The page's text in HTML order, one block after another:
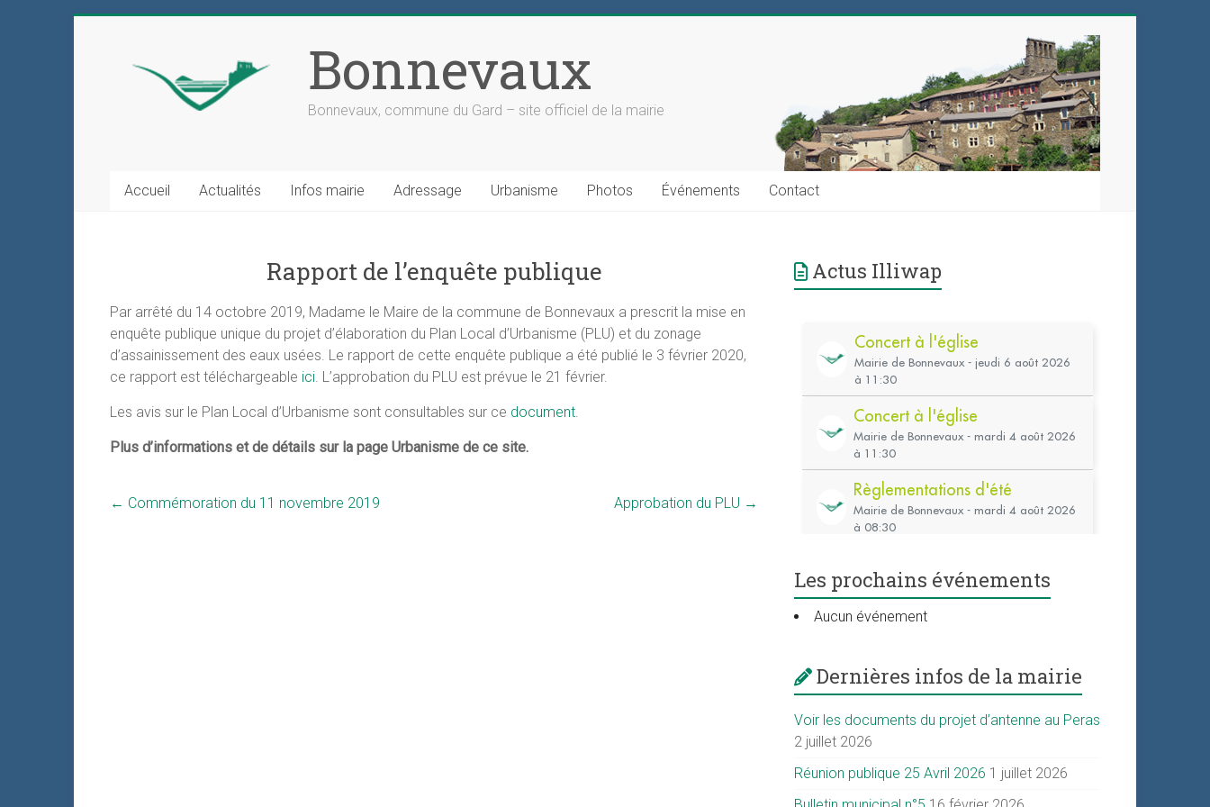
Bonnevaux
Bonnevaux, commune du Gard – site officiel de la mairie
Accueil Actualités Infos mairie Adressage Urbanisme Photos Événements Contact
Rapport de l’enquête publique
Par arrêté du 14 octobre 2019, Madame le Maire de la commune de Bonnevaux a prescrit la mise en
enquête publique unique du projet d’élaboration du Plan Local d’Urbanisme (PLU) et du zonage
d’assainissement des eaux usées. Le rapport de cette enquête publique a été publié le 3 février 2020,
ce rapport est téléchargeable ici. L’approbation du PLU est prévue le 21 février.
Les avis sur le Plan Local d’Urbanisme sont consultables sur ce document.
Plus d’informations et de détails sur la page Urbanisme de ce site.
← Commémoration du 11 novembre 2019 Approbation du PLU →
Actus Illiwap
Les prochains événements
Aucun événement
Dernières infos de la mairie
Voir les documents du projet d’antenne au Peras
2 juillet 2026
Réunion publique 25 Avril 2026 1 juillet 2026